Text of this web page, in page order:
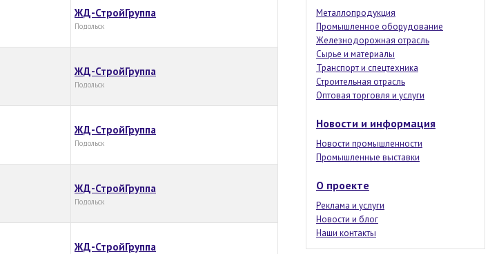
ЖД-СтройГруппа
Подольск
ЖД-СтройГруппа
Подольск
ЖД-СтройГруппа
Подольск
ЖД-СтройГруппа
Подольск
ЖД-СтройГруппа
Металлопродукция
Промышленное оборудование
Железнодорожная отрасль
Сырье и материалы
Транспорт и спецтехника
Строительная отрасль
Оптовая торговля и услуги
Новости и информация
Новости промышленности
Промышленные выставки
О проекте
Реклама и услуги
Новости и блог
Наши контакты